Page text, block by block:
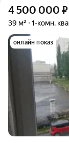
4 500 000 ₽
39 м² 1-комн.
онлайн показ